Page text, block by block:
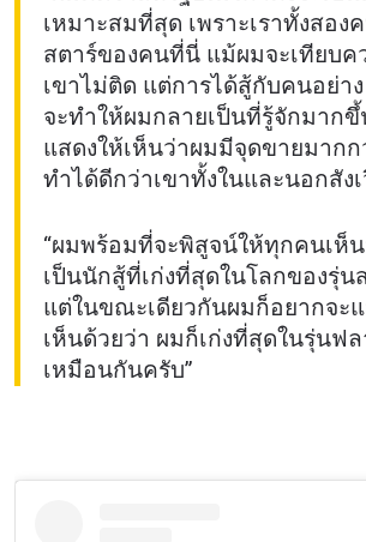
เหมาะสมที่สุด เพราะเราทั้งสอง
สตาร์ของคนที่นี่ แม้ผมจะเทียบค
เขาไม่ติด แต่การได้สู้กับคนอย่า
จะทำให้ผมกลายเป็นที่รู้จักมาก
แสดงให้เห็นว่าผมมีจุดขายมาก
ทำได้ดีกว่าเขาทั้งในและนอกสังเ
“ผมพร้อมที่จะพิสูจน์ให้ทุกคนเห็
เป็นนักสู้ที่เก่งที่สุดในโลกของรุ่น
แต่ในขณะเดียวกันผมก็อยากจะ
เห็นด้วยว่า ผมก็เก่งที่สุดในรุ่นฟล
เหมือนกันครับ”